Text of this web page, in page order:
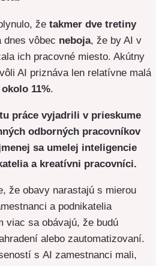
že takmer dve tretiny
vôbec neboja, že by AI v
ich pracovné miesto. Akútny
AI priznáva len relatívne malá
okolo 11%.
práce vyjadrili v prieskume
odborných pracovníkov
sa umelej inteligencie
a kreatívni pracovníci.
že obavy narastajú s mierou
a podnikatelia
viac sa obávajú, že budú
alebo zautomatizovaní.
s AI zamestnanci mali,